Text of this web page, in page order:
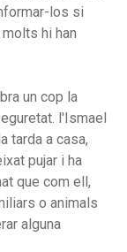
los si
hi han
un cop la
l'Ismael
tarda a casa,
pujar i ha
que com ell,
o animals
alguna